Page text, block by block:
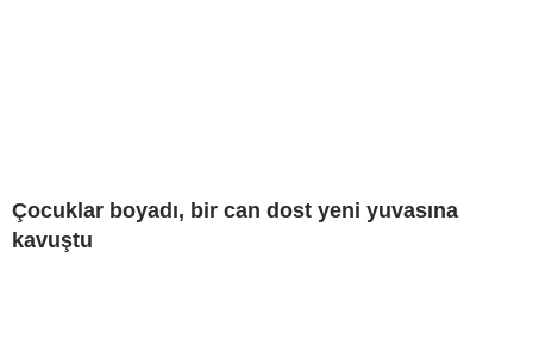
Çocuklar boyadı, bir can dost yeni yuvasına
kavuştu